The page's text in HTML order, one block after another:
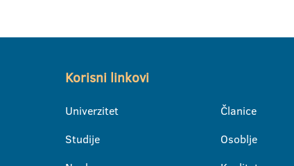
Korisni linkovi
Univerzitet
Studije
Članice
Osoblje